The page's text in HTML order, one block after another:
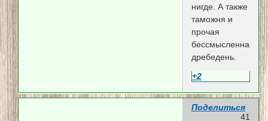
нигде. А также
таможня и
прочая
бессмысленная
дребедень.
+2
Поделиться
41